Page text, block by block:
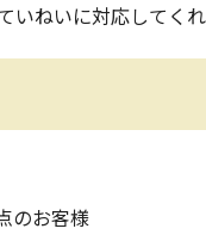
いねいに対応してく
のお客様